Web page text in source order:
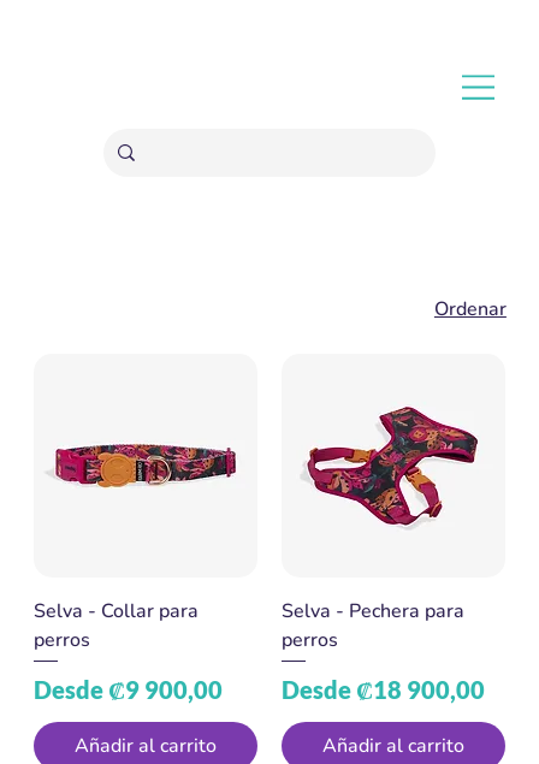
Ordenar
Selva - Collar para
perros
Desde ₡9 900,00
Precio de oferta
Añadir al carrito
Selva - Pechera para
perros
Desde ₡18 900,00
Precio de oferta
Añadir al carrito